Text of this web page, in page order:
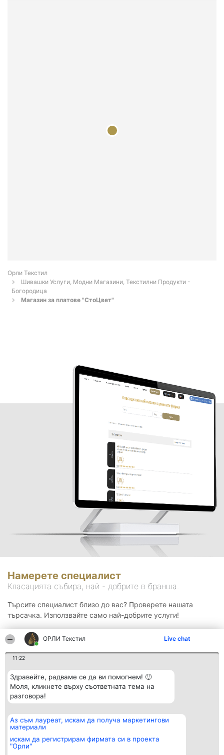
ОРЛИ Текстил Live chat
11:22
Здравейте, радваме се да ви помогнем! 🙂
Моля, кликнете върху съответната тема на
разговора!
Аз съм лауреат, искам да получа маркетингови
материали
искам да регистрирам фирмата си в проекта
"Орли"
Орли Текстил
Шивашки Услуги, Модни Магазини, Текстилни Продукти -
Богородица
Магазин за платове "СтоЦвет"
Намерете специалист
Класацията събира, най - добрите в бранша.
Търсите специалист близо до вас? Проверете нашата
търсачка. Използвайте само най-добрите услуги!
Организатор на
класиране
BulevardulAleea Timișul De
Sus Nr. 2, Bl. A30, Sc. A, Et.
Класация
всички
Контакти